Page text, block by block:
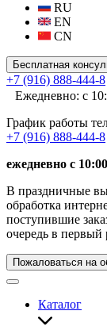
RU
EN
CN
Бесплатная
+7 (916) 888-444-8
Ежедневно: с
График работы
+7 (916) 888-444-8
ежедневно с
В праздничные
обработка
поступившие
очередь в первый
Пожаловаться на
Каталог